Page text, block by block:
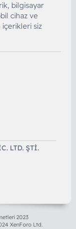
bilgisayar
cihaz ve
içerikleri siz
LTD. ŞTİ.
2023
XenForo Ltd.